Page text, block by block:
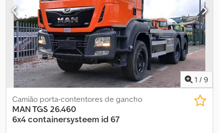
SOBRE OS ACESSÓRIOS SEM GARANTIA, sujeitas a alterações,
venda prévia e erros!
1 / 9
Camião porta-contentores de gancho
MAN TGS 26.460
6x4containersysteem id 67